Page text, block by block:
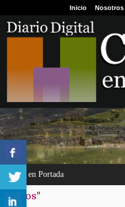
Inicio Nosotros
Cusco en Portada
"autos"